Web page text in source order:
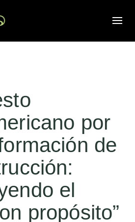
por
de
el
propósito”